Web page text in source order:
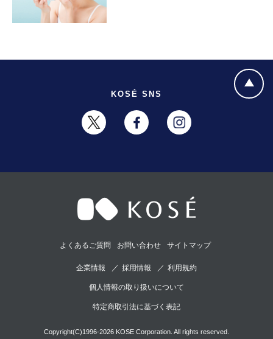
KOSÉ SNS
よくあるご質問 お問い合わせ サイトマップ
企業情報 採用情報 利用規約
個人情報の取り扱いについて
特定商取引法に基づく表記
Copyright(C)1996-2026 KOSE Corporation. All rights reserved.